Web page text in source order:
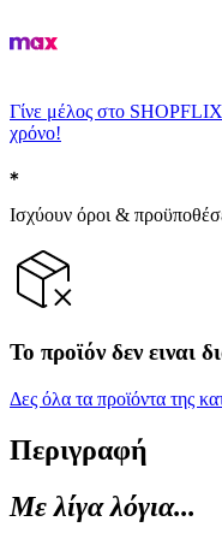
Γίνε μέλος στο
χρόνο!
Ισχύουν όροι &
Το προϊόν δεν ειναι
Δες όλα τα προϊόντα της
Περιγραφή
Με λίγα λόγια...